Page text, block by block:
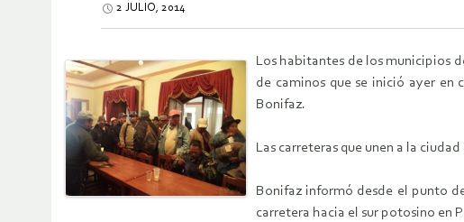
2 JULIO, 2014
Los habitantes de los municipios
de caminos que se inició ayer
Bonifaz.
Las carreteras que unen a la
Bonifaz informó desde el punto
carretera hacia el sur potosino en